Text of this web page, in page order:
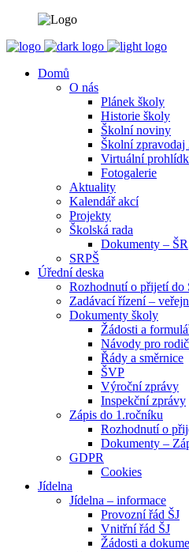
Domů
O nás
Plánek školy
Historie školy
Školní noviny
Školní zpravodaj
Virtuální
Fotogalerie
Aktuality
Kalendář akcí
Projekty
Školská rada
Dokumenty – ŠR
SRPŠ
Úřední deska
Rozhodnutí o přijetí do
Zadávací řízení –
Dokumenty školy
Žádosti a
Návody pro
Řády a směrnice
ŠVP
Výroční zprávy
Inspekční zprávy
Zápis do 1.ročníku
Rozhodnutí o
Dokumenty –
GDPR
Cookies
Jídelna
Jídelna – informace
Provozní řád ŠJ
Vnitřní řád ŠJ
Žádosti a